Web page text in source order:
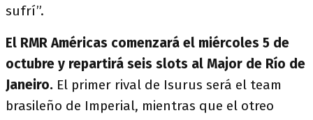
sufrí”.
El RMR Américas comenzará el miércoles 5 de
octubre y repartirá seis slots al Major de Río de
Janeiro. El primer rival de Isurus será el team
brasileño de Imperial, mientras que el otreo